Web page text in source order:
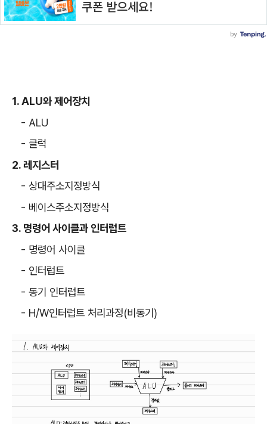
1. ALU와 제어장치
- ALU
- 클럭
2. 레지스터
- 상대주소지정방식
- 베이스주소지정방식
3. 명령어 사이클과 인터럽트
- 명령어 사이클
- 인터럽트
- 동기 인터럽트
- H/W인터럽트 처리과정(비동기)